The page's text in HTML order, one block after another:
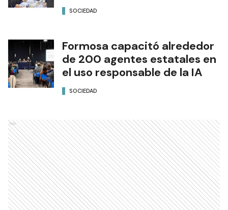
SOCIEDAD
Formosa capacitó alrededor
de 200 agentes estatales en
el uso responsable de la IA
SOCIEDAD
Ads